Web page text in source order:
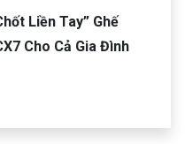
Liền Tay” Ghế
Cho Cả Gia Đình